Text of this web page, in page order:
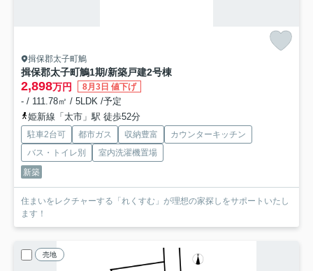
揖保郡太子町鵤
揖保郡太子町鵤1期/新築戸建2号棟
2,898万円 8月3日 値下げ
- / 111.78㎡ / 5LDK /予定
姫新線「太市」駅 徒歩52分
駐車2台可 都市ガス 収納豊富
カウンターキッチン
バス・トイレ別
室内洗濯機置場
新築
住まいをレクチャーする「れくすむ」が理想の家探しをサポートいたし
ます！
売地